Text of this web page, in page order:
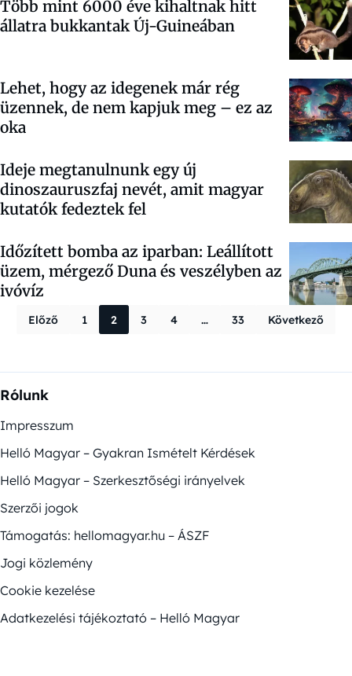
Több mint 6000 éve kihaltnak hitt
állatra bukkantak Új-Guineában
Lehet, hogy az idegenek már rég
üzennek, de nem kapjuk meg – ez az
oka
Ideje megtanulnunk egy új
dinoszauruszfaj nevét, amit magyar
kutatók fedeztek fel
Időzített bomba az iparban: Leállított
üzem, mérgező Duna és veszélyben az
ivóvíz
Bejegyzések
Előző 1 2 3 4 … 33 Következő
Rólunk
Impresszum
Helló Magyar – Gyakran Ismételt Kérdések
Helló Magyar – Szerkesztőségi irányelvek
Szerzői jogok
Támogatás: hellomagyar.hu – ÁSZF
Jogi közlemény
Cookie kezelése
Adatkezelési tájékoztató – Helló Magyar